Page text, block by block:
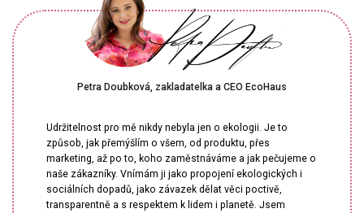
Petra Doubková, zakladatelka a CEO EcoHaus
Udržitelnost pro mě nikdy nebyla jen o ekologii. Je to
způsob, jak přemýšlím o všem, od produktu, přes
marketing, až po to, koho zaměstnáváme a jak pečujeme o
naše zákazníky. Vnímám ji jako propojení ekologických i
sociálních dopadů, jako závazek dělat věci poctivě,
transparentně a s respektem k lidem i planetě. Jsem